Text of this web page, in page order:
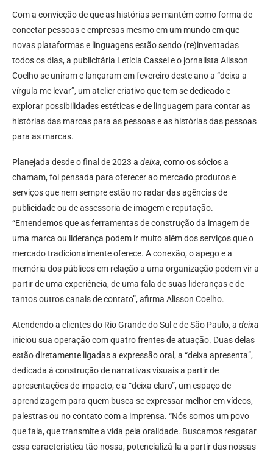
Com a convicção de que as histórias se mantém como forma de
conectar pessoas e empresas mesmo em um mundo em que
novas plataformas e linguagens estão sendo (re)inventadas
todos os dias, a publicitária Letícia Cassel e o jornalista Alisson
Coelho se uniram e lançaram em fevereiro deste ano a “deixa a
vírgula me levar”, um atelier criativo que tem se dedicado e
explorar possibilidades estéticas e de linguagem para contar as
histórias das marcas para as pessoas e as histórias das pessoas
para as marcas.
Planejada desde o final de 2023 a deixa, como os sócios a
chamam, foi pensada para oferecer ao mercado produtos e
serviços que nem sempre estão no radar das agências de
publicidade ou de assessoria de imagem e reputação.
“Entendemos que as ferramentas de construção da imagem de
uma marca ou liderança podem ir muito além dos serviços que o
mercado tradicionalmente oferece. A conexão, o apego e a
memória dos públicos em relação a uma organização podem vir a
partir de uma experiência, de uma fala de suas lideranças e de
tantos outros canais de contato”, afirma Alisson Coelho.
Atendendo a clientes do Rio Grande do Sul e de São Paulo, a deixa
iniciou sua operação com quatro frentes de atuação. Duas delas
estão diretamente ligadas a expressão oral, a “deixa apresenta”,
dedicada à construção de narrativas visuais a partir de
apresentações de impacto, e a “deixa claro”, um espaço de
aprendizagem para quem busca se expressar melhor em vídeos,
palestras ou no contato com a imprensa. “Nós somos um povo
que fala, que transmite a vida pela oralidade. Buscamos resgatar
essa característica tão nossa, potencializá-la a partir das nossas